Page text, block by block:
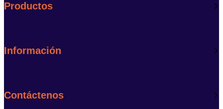
Productos
Información
Contáctenos